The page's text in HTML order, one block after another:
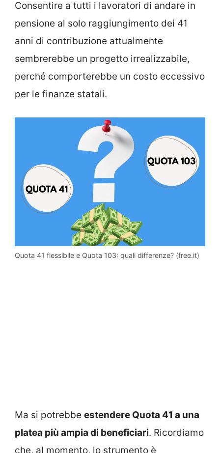
Consentire a tutti i lavoratori di andare in
pensione al solo raggiungimento dei 41
anni di contribuzione attualmente
sembrerebbe un progetto irrealizzabile,
perché comporterebbe un costo eccessivo
per le finanze statali.
Quota 41 flessibile e Quota 103: quali differenze? (free.it)
Ma si potrebbe estendere Quota 41 a una
platea più ampia di beneficiari. Ricordiamo
che, al momento, lo strumento è